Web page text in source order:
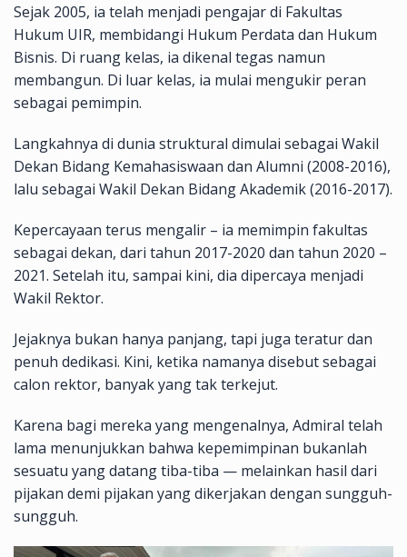
Sejak 2005, ia telah menjadi pengajar di Fakultas
Hukum UIR, membidangi Hukum Perdata dan Hukum
Bisnis. Di ruang kelas, ia dikenal tegas namun
membangun. Di luar kelas, ia mulai mengukir peran
sebagai pemimpin.
Langkahnya di dunia struktural dimulai sebagai Wakil
Dekan Bidang Kemahasiswaan dan Alumni (2008-2016),
lalu sebagai Wakil Dekan Bidang Akademik (2016-2017).
Kepercayaan terus mengalir – ia memimpin fakultas
sebagai dekan, dari tahun 2017-2020 dan tahun 2020 –
2021. Setelah itu, sampai kini, dia dipercaya menjadi
Wakil Rektor.
Jejaknya bukan hanya panjang, tapi juga teratur dan
penuh dedikasi. Kini, ketika namanya disebut sebagai
calon rektor, banyak yang tak terkejut.
Karena bagi mereka yang mengenalnya, Admiral telah
lama menunjukkan bahwa kepemimpinan bukanlah
sesuatu yang datang tiba-tiba — melainkan hasil dari
pijakan demi pijakan yang dikerjakan dengan sungguh-
sungguh.